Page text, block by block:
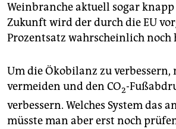
Weinbranche aktuell sogar
Zukunft wird der durch die EU
Prozentsatz wahrscheinlich noch
Um die Ökobilanz zu
vermeiden und den CO2-
verbessern. Welches System das
müsste man aber erst noch